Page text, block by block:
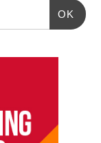
OK